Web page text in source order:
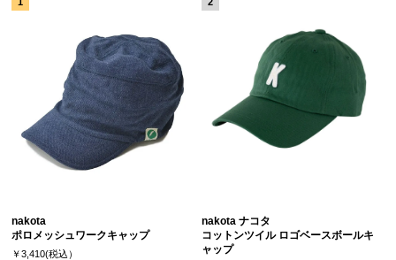
nakota
ポロメッシュワークキャップ
￥3,410(税込）
nakota ナコタ
コットンツイル ロゴベースボールキ
ャップ